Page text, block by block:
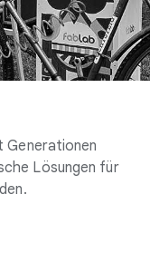
Generationen
Lösungen für